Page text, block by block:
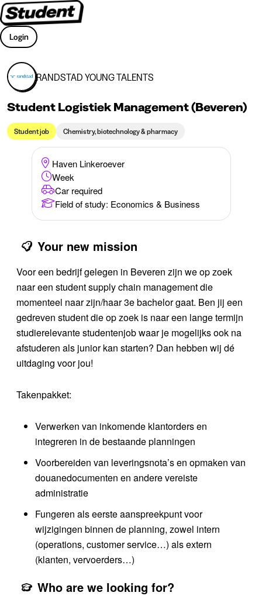
Login
RANDSTAD YOUNG TALENTS
Student Logistiek Management (Beveren)
Student job Chemistry, biotechnology & pharmacy
Haven Linkeroever
Week
Car required
Field of study: Economics & Business
Your new mission
Voor een bedrijf gelegen in Beveren zijn we op zoek
naar een student supply chain management die
momenteel naar zijn/haar 3e bachelor gaat. Ben jij een
gedreven student die op zoek is naar een lange termijn
studierelevante studentenjob waar je mogelijks ook na
afstuderen als junior kan starten? Dan hebben wij dé
uitdaging voor jou!
Takenpakket:
Verwerken van inkomende klantorders en
integreren in de bestaande planningen
Voorbereiden van leveringsnota’s en opmaken van
douanedocumenten en andere vereiste
administratie
Fungeren als eerste aanspreekpunt voor
wijzigingen binnen de planning, zowel intern
(operations, customer service…) als extern
(klanten, vervoerders…)
Who are we looking for?